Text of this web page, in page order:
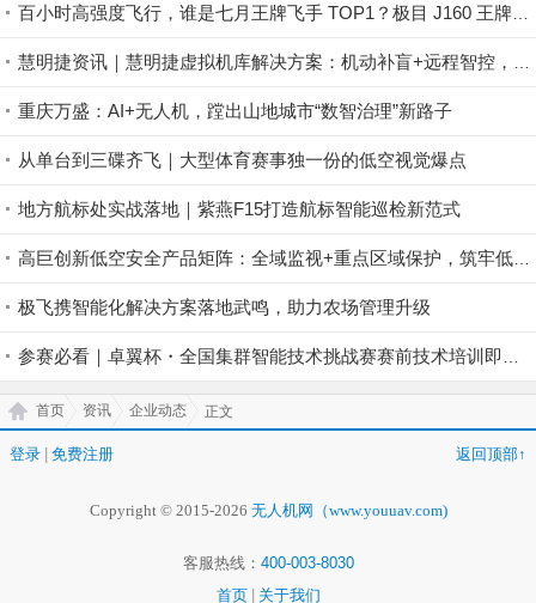
重庆万盛：AI+无人机，蹚出山地城市“数智治理”新路子
从单台到三碟齐飞｜大型体育赛事独一份的低空视觉爆点
地方航标处实战落地｜紫燕F15打造航标智能巡检新范式
极飞携智能化解决方案落地武鸣，助力农场管理升级
首页 资讯 企业动态 正文
登录 免费注册 返回顶部↑
Copyright © 2015-2026 无人机网（www.youuav.com)
客服热线： 400-003-8030
首页
关于我们